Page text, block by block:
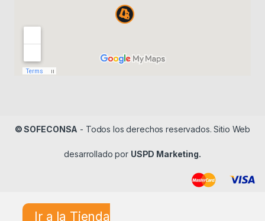
© SOFECONSA - Todos los derechos reservados. Sitio Web
desarrollado por USPD Marketing.
Ir a la Tienda